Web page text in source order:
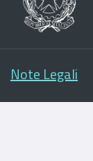
Note Legali